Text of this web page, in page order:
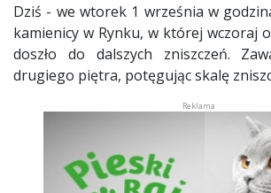
Dziś - we wtorek 1 września w
kamienicy w Rynku, w której wczoraj
doszło do dalszych zniszczeń.
drugiego piętra, potęgując skalę